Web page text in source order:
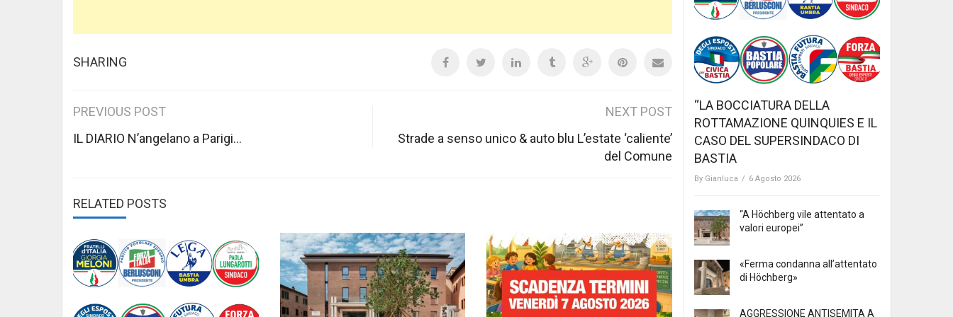
SHARING
Post
navigation
PREVIOUS POST
IL DIARIO N’angelano a Parigi…
NEXT POST
Strade a senso unico & auto blu L’estate ‘caliente’
del Comune
RELATED POSTS
“LA BOCCIATURA DELLA
ROTTAMAZIONE QUINQUIES E IL
CASO DEL SUPERSINDACO DI
BASTIA
By Gianluca / 6 Agosto 2026
“A Höchberg vile attentato a
valori europei”
«Ferma condanna all’attentato
di Höchberg»
AGGRESSIONE ANTISEMITA A